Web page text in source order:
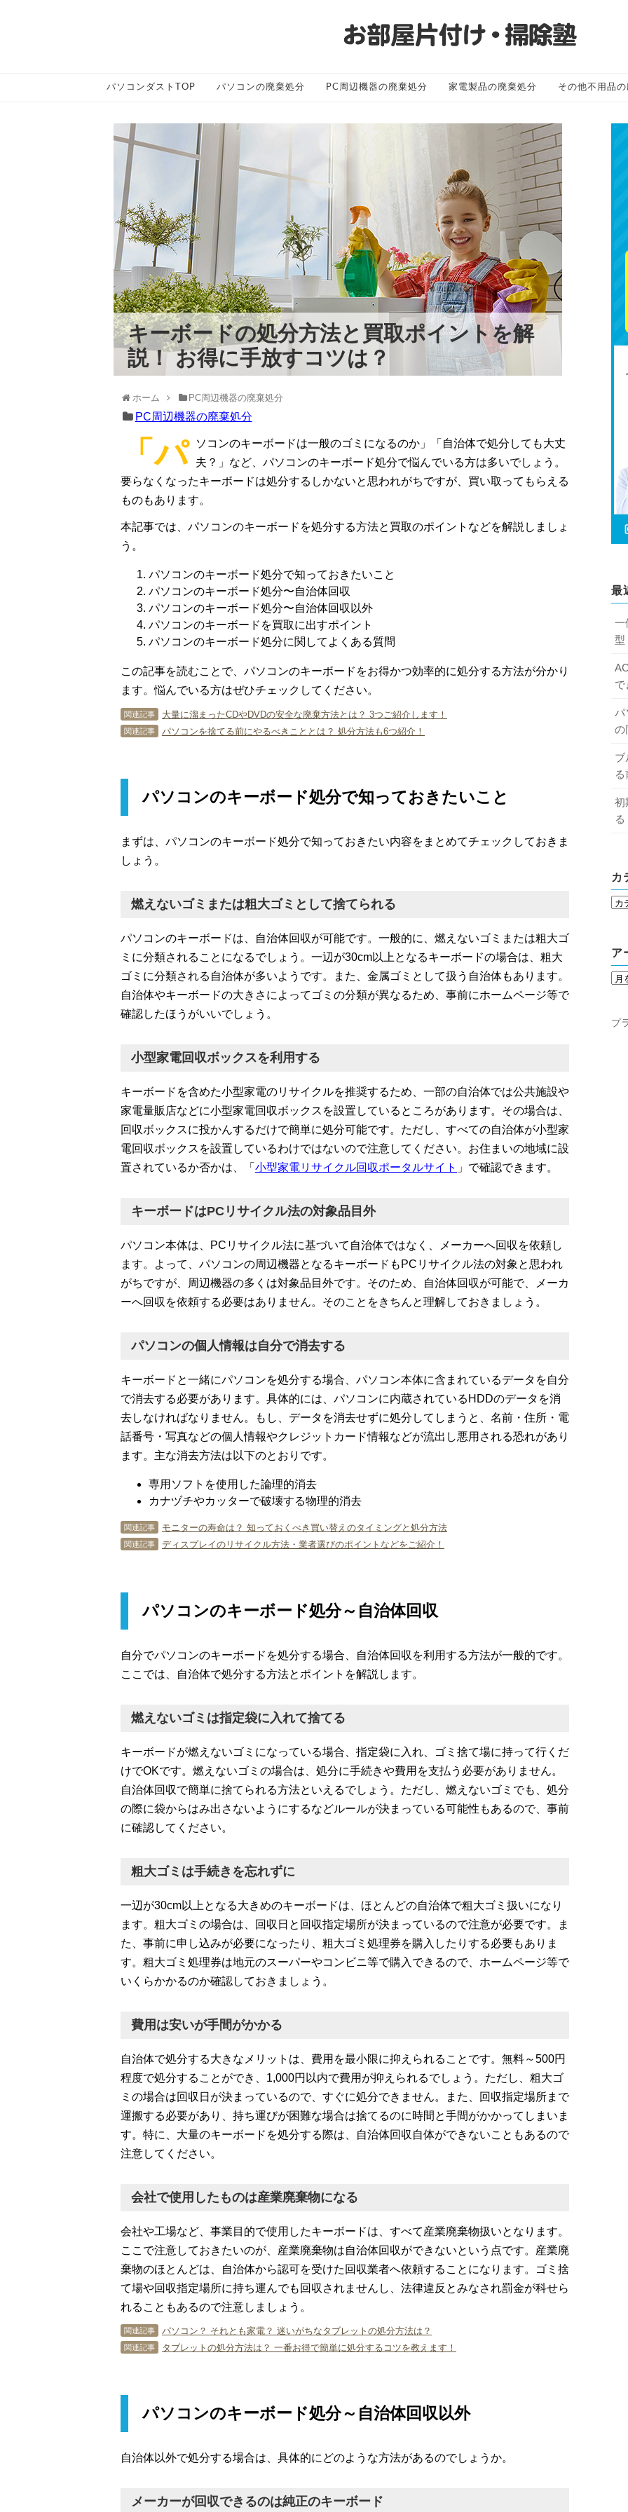
パソコンダストTOP パソコンの廃棄処分 PC周辺機器の廃棄処分 家電製品の廃棄処分 その他不用品
キーボードの処分方法と買取ポイントを解
説！ お得に手放すコツは？
ホーム PC周辺機器の廃棄処分
PC周辺機器の廃棄処分
「パ
ソコンのキーボードは一般のゴミになるのか」「自治体で処分しても大丈
夫？」など、パソコンのキーボード処分で悩んでいる方は多いでしょう。
要らなくなったキーボードは処分するしかないと思われがちですが、買い取ってもらえる
ものもあります。
本記事では、パソコンのキーボードを処分する方法と買取のポイントなどを解説しましょ
う。
パソコンのキーボード処分で知っておきたいこと
パソコンのキーボード処分〜自治体回収
パソコンのキーボード処分〜自治体回収以外
パソコンのキーボードを買取に出すポイント
パソコンのキーボード処分に関してよくある質問
この記事を読むことで、パソコンのキーボードをお得かつ効率的に処分する方法が分かり
ます。悩んでいる方はぜひチェックしてください。
関連記事 大量に溜まったCDやDVDの安全な廃棄方法とは？ 3つご紹介します！
関連記事 パソコンを捨てる前にやるべきこととは？ 処分方法も6つ紹介！
パソコンのキーボード処分で知っておきたいこと
まずは、パソコンのキーボード処分で知っておきたい内容をまとめてチェックしておきま
しょう。
燃えないゴミまたは粗大ゴミとして捨てられる
パソコンのキーボードは、自治体回収が可能です。一般的に、燃えないゴミまたは粗大ゴ
ミに分類されることになるでしょう。一辺が30cm以上となるキーボードの場合は、粗大
ゴミに分類される自治体が多いようです。また、金属ゴミとして扱う自治体もあります。
自治体やキーボードの大きさによってゴミの分類が異なるため、事前にホームページ等で
確認したほうがいいでしょう。
小型家電回収ボックスを利用する
キーボードを含めた小型家電のリサイクルを推奨するため、一部の自治体では公共施設や
家電量販店などに小型家電回収ボックスを設置しているところがあります。その場合は、
回収ボックスに投かんするだけで簡単に処分可能です。ただし、すべての自治体が小型家
電回収ボックスを設置しているわけではないので注意してください。お住まいの地域に設
置されているか否かは、「 小型家電リサイクル回収ポータルサイト 」で確認できます。
キーボードはPCリサイクル法の対象品目外
パソコン本体は、PCリサイクル法に基づいて自治体ではなく、メーカーへ回収を依頼し
ます。よって、パソコンの周辺機器となるキーボードもPCリサイクル法の対象と思われ
がちですが、周辺機器の多くは対象品目外です。そのため、自治体回収が可能で、メーカ
ーへ回収を依頼する必要はありません。そのことをきちんと理解しておきましょう。
パソコンの個人情報は自分で消去する
キーボードと一緒にパソコンを処分する場合、パソコン本体に含まれているデータを自分
で消去する必要があります。具体的には、パソコンに内蔵されているHDDのデータを消
去しなければなりません。もし、データを消去せずに処分してしまうと、名前・住所・電
話番号・写真などの個人情報やクレジットカード情報などが流出し悪用される恐れがあり
ます。主な消去方法は以下のとおりです。
専用ソフトを使用した論理的消去
カナヅチやカッターで破壊する物理的消去
関連記事 モニターの寿命は？ 知っておくべき買い替えのタイミングと処分方法
関連記事 ディスプレイのリサイクル方法・業者選びのポイントなどをご紹介！
パソコンのキーボード処分～自治体回収
自分でパソコンのキーボードを処分する場合、自治体回収を利用する方法が一般的です。
ここでは、自治体で処分する方法とポイントを解説します。
燃えないゴミは指定袋に入れて捨てる
キーボードが燃えないゴミになっている場合、指定袋に入れ、ゴミ捨て場に持って行くだ
けでOKです。燃えないゴミの場合は、処分に手続きや費用を支払う必要がありません。
自治体回収で簡単に捨てられる方法といえるでしょう。ただし、燃えないゴミでも、処分
の際に袋からはみ出さないようにするなどルールが決まっている可能性もあるので、事前
に確認してください。
粗大ゴミは手続きを忘れずに
一辺が30cm以上となる大きめのキーボードは、ほとんどの自治体で粗大ゴミ扱いになり
ます。粗大ゴミの場合は、回収日と回収指定場所が決まっているので注意が必要です。ま
た、事前に申し込みが必要になったり、粗大ゴミ処理券を購入したりする必要もありま
す。粗大ゴミ処理券は地元のスーパーやコンビニ等で購入できるので、ホームページ等で
いくらかかるのか確認しておきましょう。
費用は安いが手間がかかる
自治体で処分する大きなメリットは、費用を最小限に抑えられることです。無料～500円
程度で処分することができ、1,000円以内で費用が抑えられるでしょう。ただし、粗大ゴ
ミの場合は回収日が決まっているので、すぐに処分できません。また、回収指定場所まで
運搬する必要があり、持ち運びが困難な場合は捨てるのに時間と手間がかかってしまいま
す。特に、大量のキーボードを処分する際は、自治体回収自体ができないこともあるので
注意してください。
会社で使用したものは産業廃棄物になる
会社や工場など、事業目的で使用したキーボードは、すべて産業廃棄物扱いとなります。
ここで注意しておきたいのが、産業廃棄物は自治体回収ができないという点です。産業廃
棄物のほとんどは、自治体から認可を受けた回収業者へ依頼することになります。ゴミ捨
て場や回収指定場所に持ち運んでも回収されませんし、法律違反とみなされ罰金が科せら
れることもあるので注意しましょう。
関連記事 パソコン？ それとも家電？ 迷いがちなタブレットの処分方法は？
関連記事 タブレットの処分方法は？ 一番お得で簡単に処分するコツを教えます！
パソコンのキーボード処分～自治体回収以外
自治体以外で処分する場合は、具体的にどのような方法があるのでしょうか。
メーカーが回収できるのは純正のキーボード
最
一
型
で
パ
の
ブ
初
カ
ア
プ